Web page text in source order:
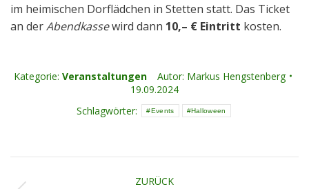
im heimischen Dorflädchen in Stetten statt. Das Ticket
an derAbendkassewird dann 10,– € Eintritt kosten.
Kategorie: Veranstaltungen Autor: Markus Hengstenberg
19.09.2024
Schlagwörter:
Events Halloween
ZURÜCK